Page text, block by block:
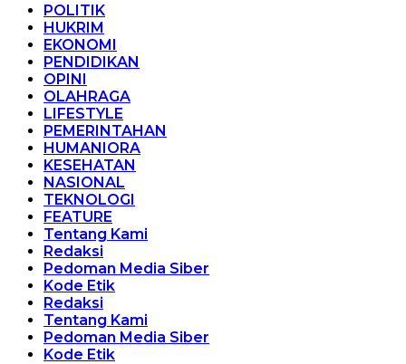
POLITIK
HUKRIM
EKONOMI
PENDIDIKAN
OPINI
OLAHRAGA
LIFESTYLE
PEMERINTAHAN
HUMANIORA
KESEHATAN
NASIONAL
TEKNOLOGI
FEATURE
Tentang Kami
Redaksi
Pedoman Media Siber
Kode Etik
Redaksi
Tentang Kami
Pedoman Media Siber
Kode Etik